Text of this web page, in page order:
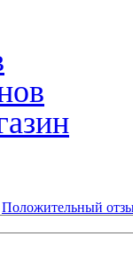
Положительный